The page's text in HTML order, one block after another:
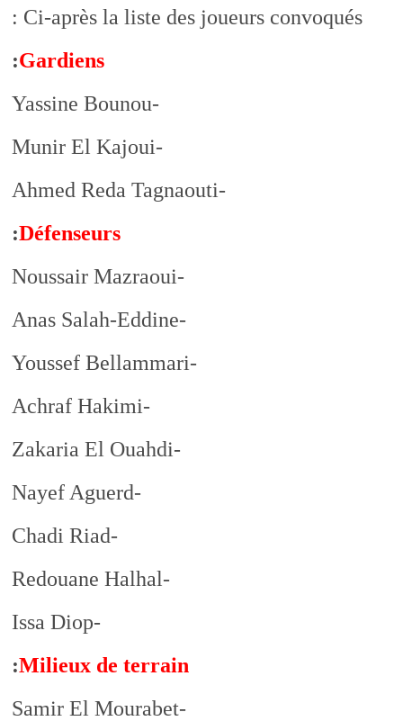
Ci-après la liste des joueurs convoqués :
Gardiens
:
-Yassine Bounou
-Munir El Kajoui
-Ahmed Reda Tagnaouti
Défenseurs
:
-Noussair Mazraoui
-Anas Salah-Eddine
-Youssef Bellammari
-Achraf Hakimi
-Zakaria El Ouahdi
-Nayef Aguerd
-Chadi Riad
-Redouane Halhal
-Issa Diop
Milieux de terrain
:
-Samir El Mourabet